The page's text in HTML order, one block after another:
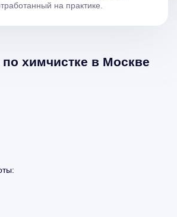
на практике.
химчистке в Москве